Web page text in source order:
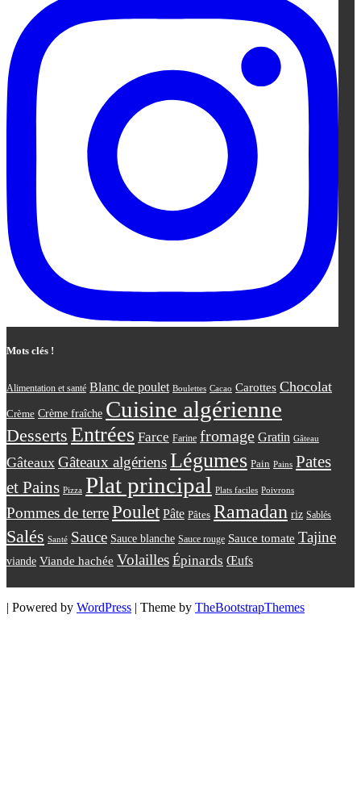
Mots clés !
Alimentation et santé Blanc de poulet Boulettes Cacao Carottes Chocolat
Crème Crème fraîche Cuisine algérienne
Desserts Entrées Farce Farine fromage Gratin Gâteau
Gâteaux Gâteaux algériensLégumes Pain Pains Pates
et Pains Pizza Plat principal Plats faciles Poivrons
Pommes de terrePoulet Pâte Pâtes Ramadan riz Sablés
Salés Santé Sauce Sauce blanche Sauce rouge Sauce tomate Tajine
viande Viande hachée Volailles Épinards Œufs
| Powered by WordPress | Theme by TheBootstrapThemes